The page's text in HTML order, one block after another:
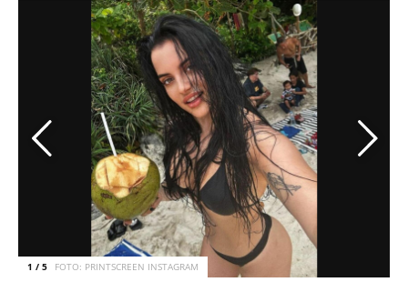
1 / 5 FOTO: PRINTSCREEN INSTAGRAM